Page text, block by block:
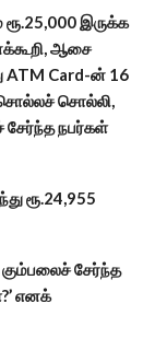
இருக்க
ஆசை
ATM Card-ன் 16
சொல்லி,
நபர்கள்
ரூ.24,955
சேர்ந்த
எனக்